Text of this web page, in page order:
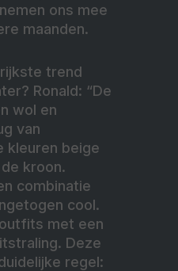
ons mee
maanden.
trend
Ronald: “De
wol en
van
kleuren beige
kroon.
combinatie
cool.
met een
Deze
regel: